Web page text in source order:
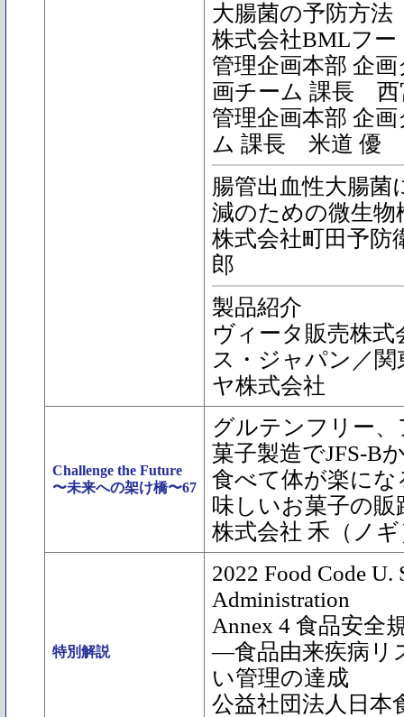
大腸菌の予防方法
株式会社BMLフ
管理企画本部 企
画チーム 課長 西
管理企画本部 企
ム 課長 米道 優
腸管出血性大腸
減のための微生物
株式会社町田予
郎
製品紹介
ヴィータ販売株
ス・ジャパン／
ヤ株式会社
Challenge the Future
〜未来への架け橋〜67
グルテンフリー
菓子製造でJFS-B
食べて体が楽に
味しいお菓子の
株式会社 禾（ノ
特別解説
2022 Food Code U.
Administration
Annex 4 食品安全
―食品由来疾病リ
い管理の達成
公益社団法人日